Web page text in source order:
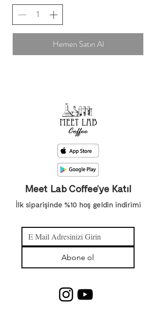
Hemen Satın Al
Meet Lab Coffee’ye Katıl
İlk siparişinde %10 hoş geldin indirimi
Abone ol